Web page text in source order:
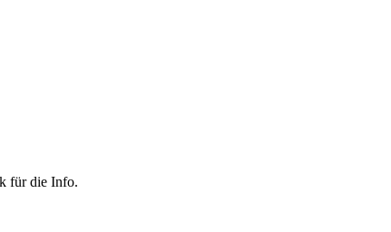
für die Info.